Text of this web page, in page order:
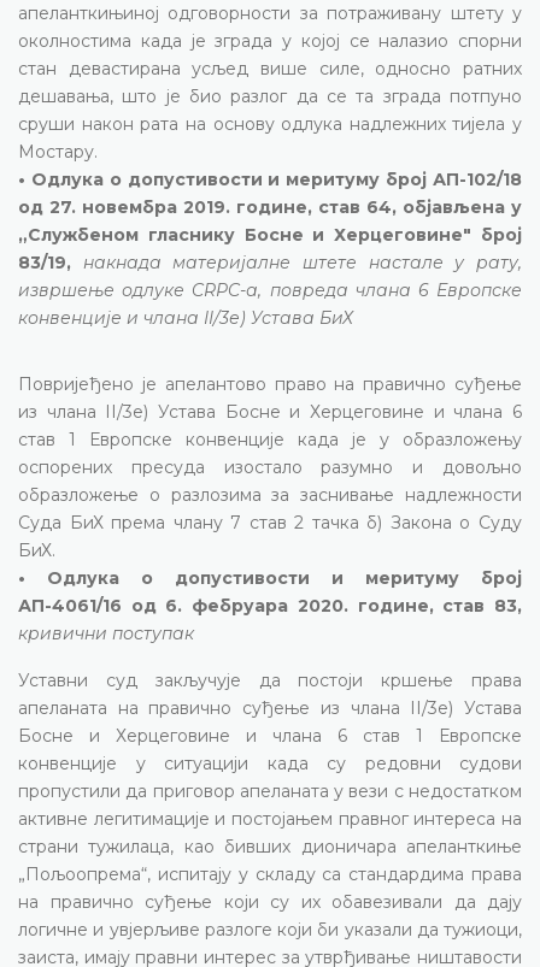
апеланткињиној одговорности за потраживану штету у
околностима када је зграда у којој се налазио спорни
стан девастирана усљед више силе, односно ратних
дешавања, што је био разлог да се та зграда потпуно
сруши након рата на основу одлука надлежних тијела у
Мостару.
• Одлука о допустивости и меритуму број АП-102/18
од 27. новембра 2019. године, став 64, објављена у
„Службеном гласнику Босне и Херцеговине" број
83/19, накнада материјалне штете настале у рату,
извршење одлуке CRPC-а, повреда члана 6 Европске
конвенције и члана II/3е) Устава БиХ
Повријеђено је апелантово право на правично суђење
из члана II/3е) Устава Босне и Херцеговине и члана 6
став 1 Европске конвенције када је у образложењу
оспорених пресуда изостало разумно и довољно
образложење о разлозима за заснивање надлежности
Суда БиХ према члану 7 став 2 тачка б) Закона о Суду
БиХ.
• Одлука о допустивости и меритуму број
АП-4061/16 од 6. фебруара 2020. године, став 83,
кривични поступак
Уставни суд закључује да постоји кршење права
апеланата на правично суђење из члана II/3е) Устава
Босне и Херцеговине и члана 6 став 1 Европске
конвенције у ситуацији када су редовни судови
пропустили да приговор апеланата у вези с недостатком
активне легитимације и постојањем правног интереса на
страни тужилаца, као бивших дионичара апеланткиње
„Пољоопрема“, испитају у складу са стандардима права
на правично суђење који су их обавезивали да дају
логичне и увјерљиве разлоге који би указали да тужиоци,
заиста, имају правни интерес за утврђивање ништавости